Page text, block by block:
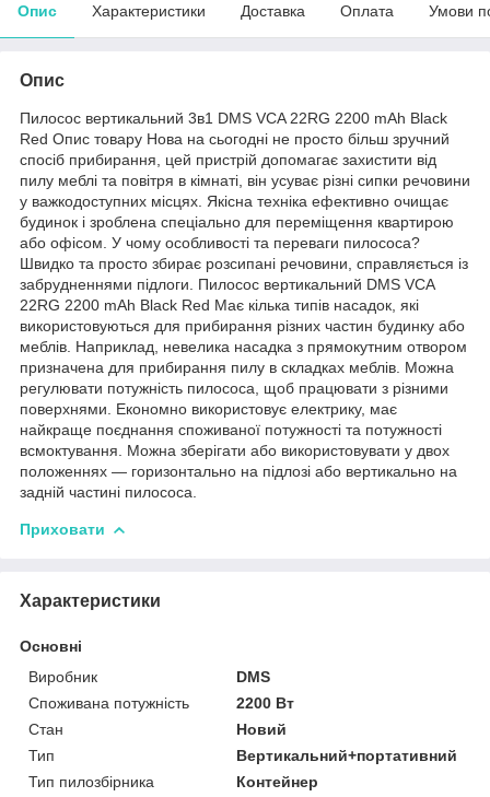
Опис Характеристики Доставка Оплата Умови
Опис
Пилосос вертикальний 3в1 DMS VCA 22RG 2200 mAh Black
Red Опис товару Нова на сьогодні не просто більш зручний
спосіб прибирання, цей пристрій допомагає захистити від
пилу меблі та повітря в кімнаті, він усуває різні сипки речовини
у важкодоступних місцях. Якісна техніка ефективно очищає
будинок і зроблена спеціально для переміщення квартирою
або офісом. У чому особливості та переваги пилососа?
Швидко та просто збирає розсипані речовини, справляється із
забрудненнями підлоги. Пилосос вертикальний DMS VCA
22RG 2200 mAh Black Red Має кілька типів насадок, які
використовуються для прибирання різних частин будинку або
меблів. Наприклад, невелика насадка з прямокутним отвором
призначена для прибирання пилу в складках меблів. Можна
регулювати потужність пилососа, щоб працювати з різними
поверхнями. Економно використовує електрику, має
найкраще поєднання споживаної потужності та потужності
всмоктування. Можна зберігати або використовувати у двох
положеннях — горизонтально на підлозі або вертикально на
задній частині пилососа.
Приховати
Характеристики
Основні
Виробник
DMS
Споживана потужність
2200 Вт
Стан
Новий
Тип
Вертикальний+портативний
Тип пилозбірника
Контейнер